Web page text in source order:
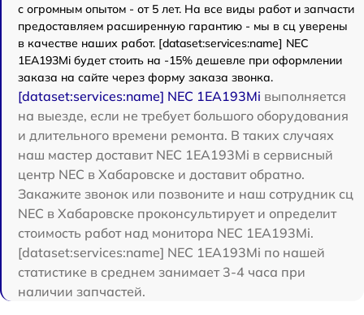
с огромным опытом - от 5 лет. На все виды работ и запчасти
предоставляем расширенную гарантию - мы в сц уверены
в качестве наших работ. [dataset:services:name] NEC
1EA193Mi будет стоить на -15% дешевле при оформлении
заказа на сайте через форму заказа звонка.
[dataset:services:name] NEC 1EA193Mi выполняется
на выезде, если не требует большого оборудования
и длительного времени ремонта. В таких случаях
наш мастер доставит NEC 1EA193Mi в сервисный
центр NEC в Хабаровске и доставит обратно.
Закажите звонок или позвоните и наш сотрудник сц
NEC в Хабаровске проконсультирует и определит
стоимость работ над монитора NEC 1EA193Mi.
[dataset:services:name] NEC 1EA193Mi по нашей
статистике в среднем занимает 3-4 часа при
наличии запчастей.